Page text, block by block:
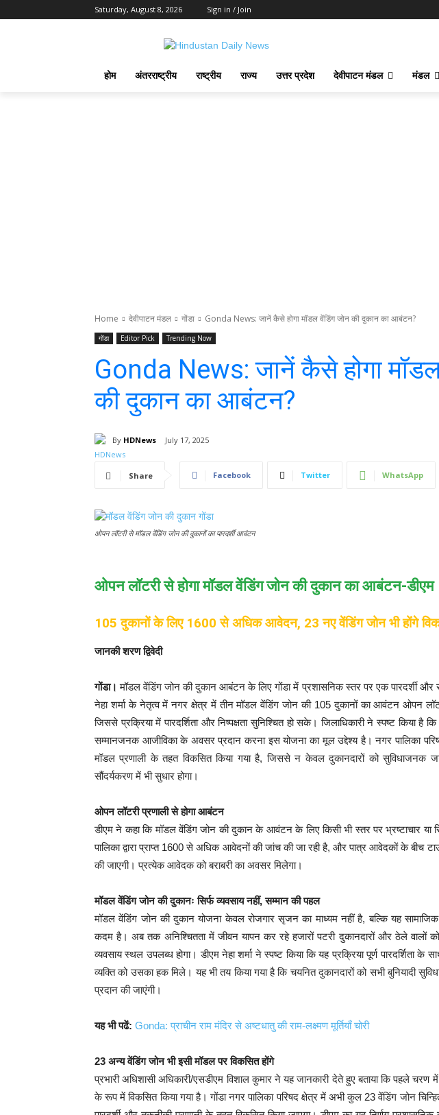
Saturday, August 8, 2026 Sign in / Join
होम अंतरराष्ट्रीय राष्ट्रीय राज्य उत्तर प्रदेश देवीपाटन मंडल मंडल
Home देवीपाटन मंडल गोंडा Gonda News: जानें कैसे होगा मॉडल वेंडिंग जोन की दुकान का आबंटन?
गोंडा Editor Pick Trending Now
Gonda News: जानें कैसे होगा
की दुकान का आबंटन?
By HDNews July 17, 2025
Share Facebook Twitter WhatsApp
ओपन लॉटरी से मॉडल वेंडिंग जोन की दुकानों का पारदर्शी आवंटन
ओपन लॉटरी से होगा मॉडल वेंडिंग जोन की दुकान का आबंटन-डीएम
105 दुकानों के लिए 1600 से अधिक आवेदन, 23 नए वेंडिंग जोन भी होंगे
जानकी शरण द्विवेदी
गोंडा। मॉडल वेंडिंग जोन की दुकान आबंटन के लिए गोंडा में प्रशासनिक स्तर पर एक पारदर्शी और
नेहा शर्मा के नेतृत्व में नगर क्षेत्र में तीन मॉडल वेंडिंग जोन की 105 दुकानों का आवंटन ओपन
जिससे प्रक्रिया में पारदर्शिता और निष्पक्षता सुनिश्चित हो सके। जिलाधिकारी ने स्पष्ट किया है
सम्मानजनक आजीविका के अवसर प्रदान करना इस योजना का मूल उद्देश्य है। नगर पालिका
मॉडल प्रणाली के तहत विकसित किया गया है, जिससे न केवल दुकानदारों को सुविधाजनक
सौंदर्यकरण में भी सुधार होगा।
ओपन लॉटरी प्रणाली से होगा आबंटन
डीएम ने कहा कि मॉडल वेंडिंग जोन की दुकान के आवंटन के लिए किसी भी स्तर पर भ्रष्टाचार या
पालिका द्वारा प्राप्त 1600 से अधिक आवेदनों की जांच की जा रही है, और पात्र आवेदकों के बीच
की जाएगी। प्रत्येक आवेदक को बराबरी का अवसर मिलेगा।
मॉडल वेंडिंग जोन की दुकानः सिर्फ व्यवसाय नहीं, सम्मान की पहल
मॉडल वेंडिंग जोन की दुकान योजना केवल रोजगार सृजन का माध्यम नहीं है, बल्कि यह
कदम है। अब तक अनिश्चितता में जीवन यापन कर रहे हजारों पटरी दुकानदारों और ठेले वालों
व्यवसाय स्थल उपलब्ध होगा। डीएम नेहा शर्मा ने स्पष्ट किया कि यह प्रक्रिया पूर्ण पारदर्शिता के
व्यक्ति को उसका हक मिले। यह भी तय किया गया है कि चयनित दुकानदारों को सभी बुनियादी
प्रदान की जाएंगी।
यह भी पढें: Gonda: प्राचीन राम मंदिर से अष्टधातु की राम-लक्ष्मण मूर्तियाँ चोरी
23 अन्य वेंडिंग जोन भी इसी मॉडल पर विकसित होंगे
प्रभारी अधिशासी अधिकारी/एसडीएम विशाल कुमार ने यह जानकारी देते हुए बताया कि पहले चरण
के रूप में विकसित किया गया है। गोंडा नगर पालिका परिषद क्षेत्र में अभी कुल 23 वेंडिंग जोन